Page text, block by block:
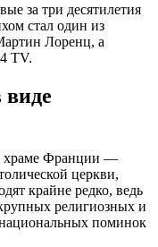
за три десятилетия
стал один из
Лоренц, а
TV.
виде
храме Франции —
церкви,
крайне редко, ведь
религиозных и
поминок